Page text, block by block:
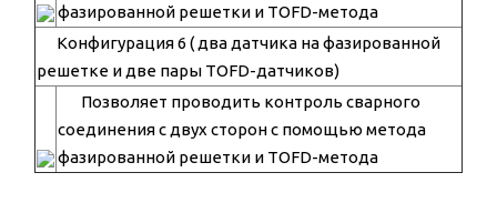
фазированной решетки и TOFD-метода
Конфигурация 6 ( два датчика на фазированной
решетке и две пары TOFD-датчиков)
Позволяет проводить контроль сварного
соединения с двух сторон с помощью метода
фазированной решетки и TOFD-метода